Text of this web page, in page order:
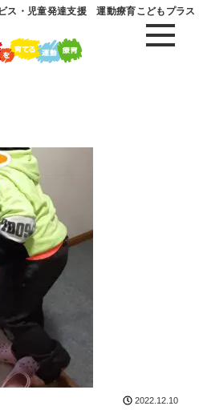
ス・児童発達支援 運動療育こどもプラス
2022.12.10